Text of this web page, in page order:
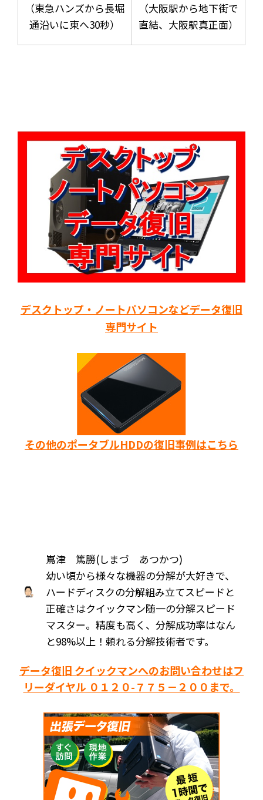
（東急ハンズから長堀
通沿いに東へ30秒）
（大阪駅から地下街で
直結、大阪駅真正面）
デスクトップ・ノートパソコンなどデータ復旧
専門サイト
その他のポータブルHDDの復旧事例はこちら
嶌津 篤勝(しまづ あつかつ)
幼い頃から様々な機器の分解が大好きで、
ハードディスクの分解組み立てスピードと
正確さはクイックマン随一の分解スピード
マスター。精度も高く、分解成功率はなん
と98%以上！頼れる分解技術者です。
データ復旧 クイックマンへのお問い合わせはフ
リーダイヤル ０１２０-７７５－２００まで。